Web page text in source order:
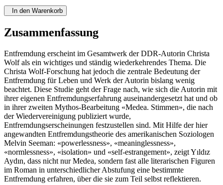
In den Warenkorb
Zusammenfassung
Entfremdung erscheint im Gesamtwerk der DDR-Autorin Christa
Wolf als ein wichtiges und ständig wiederkehrendes Thema. Die
Christa Wolf-Forschung hat jedoch die zentrale Bedeutung der
Entfremdung für Leben und Werk der Autorin bislang wenig
beachtet. Diese Studie geht der Frage nach, wie sich die Autorin mit
ihrer eigenen Entfremdungserfahrung auseinandergesetzt hat und ob
in ihrer zweiten Mythos-Bearbeitung «Medea. Stimmen», die nach
der Wiedervereinigung publiziert wurde,
Entfremdungserscheinungen festzustellen sind. Mit Hilfe der hier
angewandten Entfremdungstheorie des amerikanischen Soziologen
Melvin Seeman: «powerlessness», «meaninglessness»,
«normlessness», «isolation» und «self-estrangement», zeigt Yıldız
Aydın, dass nicht nur Medea, sondern fast alle literarischen Figuren
im Roman in unterschiedlicher Abstufung eine bestimmte
Entfremdung erfahren, über die sie zum Teil selbst reflektieren.